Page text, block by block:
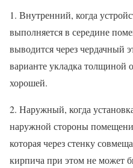
1. Внутренний, когда
выполняется в середине
выводится через
варианте укладка толщиной
хорошей.
2. Наружный, когда
наружной стороны
которая через стенку
кирпича при этом не может